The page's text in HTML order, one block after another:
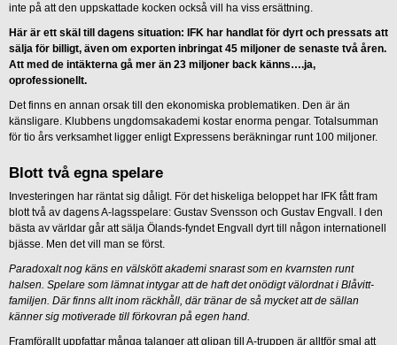
inte på att den uppskattade kocken också vill ha viss ersättning.
Här är ett skäl till dagens situation: IFK har handlat för dyrt och pressats att
sälja för billigt, även om exporten inbringat 45 miljoner de senaste två åren.
Att med de intäkterna gå mer än 23 miljoner back känns….ja,
oprofessionellt.
Det finns en annan orsak till den ekonomiska problematiken. Den är än
känsligare. Klubbens ungdomsakademi kostar enorma pengar. Totalsumman
för tio års verksamhet ligger enligt Expressens beräkningar runt 100 miljoner.
Blott två egna spelare
Investeringen har räntat sig dåligt. För det hiskeliga beloppet har IFK fått fram
blott två av dagens A-lagsspelare: Gustav Svensson och Gustav Engvall. I den
bästa av världar går att sälja Ölands-fyndet Engvall dyrt till någon internationell
bjässe. Men det vill man se först.
Paradoxalt nog käns en välskött akademi snarast som en kvarnsten runt
halsen. Spelare som lämnat intygar att de haft det onödigt välordnat i Blåvitt-
familjen. Där finns allt inom räckhåll, där tränar de så mycket att de sällan
känner sig motiverade till förkovran på egen hand.
Framförallt uppfattar många talanger att glipan till A-truppen är alltför smal att